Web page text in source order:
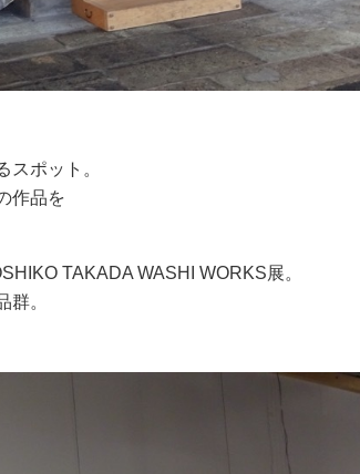
ポット。
作品を
TAKADA WASHI WORKS展。
群。